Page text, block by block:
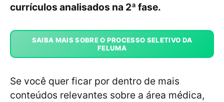
currículos analisados na 2ª fase.
SAIBA MAIS SOBRE O PROCESSO SELETIVO DA
FELUMA
Se você quer ficar por dentro de mais
conteúdos relevantes sobre a área médica,